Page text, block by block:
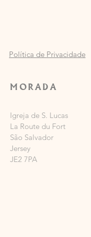
Política de Privacidade
MORADA
Igreja de S. Lucas
La Route du Fort
São Salvador
Jersey
JE2 7PA